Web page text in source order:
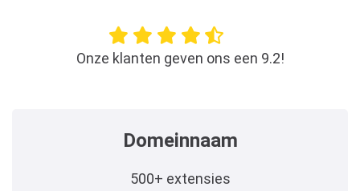
Onze klanten geven ons een 9.2!
Domeinnaam
500+ extensies